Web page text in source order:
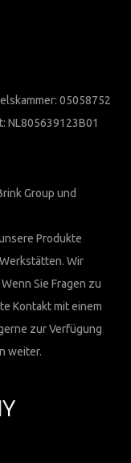
05058752
NL805639123B01
Group und
Produkte
Wir
Sie Fragen zu
Kontakt mit einem
zur Verfügung
weiter.